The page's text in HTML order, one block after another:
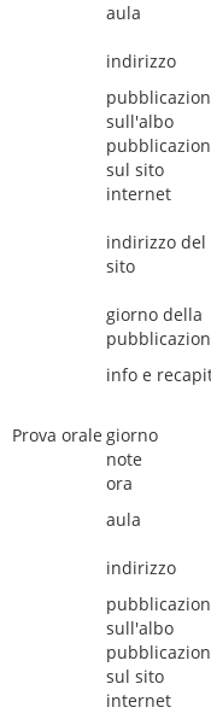
aula
indirizzo
sull'albo
sul sito
internet
indirizzo del
sito
giorno della
info e
Prova orale giorno
note
ora
aula
indirizzo
sull'albo
sul sito
internet